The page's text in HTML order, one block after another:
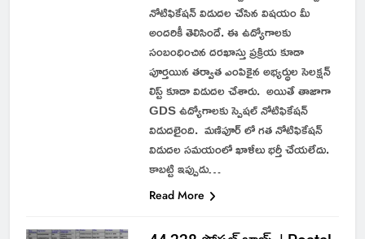
నోటిఫికేషన్ విడుదల చేసిన విషయం మీ
అందరికీ తెలిసిందే. ఈ ఉద్యోగాలకు
సంబంధించిన దరఖాస్తు ప్రక్రియ కూడా
పూర్తయిన తర్వాత ఎంపికైన అభ్యర్థుల సెలక్షన్
లిస్ట్ కూడా విడుదల చేశారు. అయితే తాజాగా
GDS ఉద్యోగాలకు స్పెషల్ నోటిఫికేషన్
విడుదలైంది. మణిపూర్ లో గత నోటిఫికేషన్
విడుదల సమయంలో ఖాళీలు భర్తీ చేయలేదు.
కాబట్టి ఇప్పుడు…
Read More